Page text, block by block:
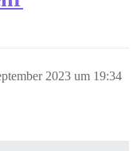
2023 um 19:34